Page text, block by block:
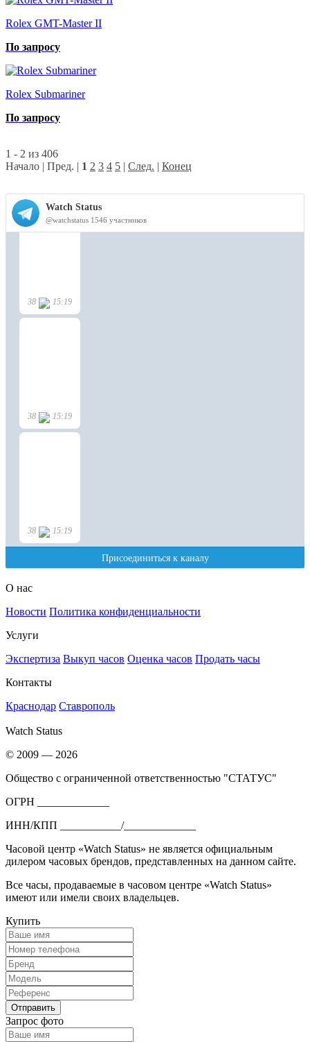
Rolex GMT-Master II
По запросу
Rolex Submariner
По запросу
1 - 2 из 406
Начало | Пред. | 1 2 3 4 5 | След. | Конец
О нас
Новости Политика конфиденциальности
Услуги
Экспертиза Выкуп часов Оценка часов Продать часы
Контакты
Краснодар Ставрополь
Watch Status
© 2009 — 2026
Общество с ограниченной ответственностью "СТАТУС"
ОГРН _____________
ИНН/КПП ___________/_____________
Часовой центр «Watch Status» не является официальным
дилером часовых брендов, представленных на данном сайте.
Все часы, продаваемые в часовом центре «Watch Status»
имеют или имели своих владельцев.
Купить
Запрос фото